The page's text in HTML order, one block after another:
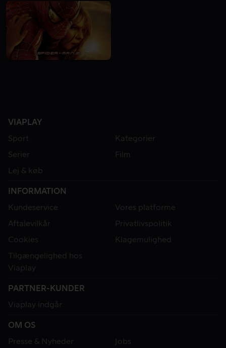
VIAPLAY
Sport
Kategorier
Serier
Film
Lej & køb
INFORMATION
Kundeservice
Vores platforme
Aftalevilkår
Privatlivspolitik
Cookies
Klagemulighed
Tilgængelighed hos
Viaplay
PARTNER-KUNDER
Viaplay indgår
OM OS
Presse & Nyheder
Jobs